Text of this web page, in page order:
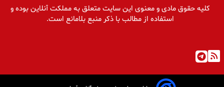
کلیه حقوق مادی و معنوی این سایت متعلق به مملکت آنلاین بوده و
استفاده از مطالب با ذکر منبع بلامانع است.